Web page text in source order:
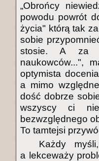
„Obrońcy
powodu powrót
życia" którą tak
sobie
stosie. A za
naukowców...",
optymista
a mimo
dość dobrze
wszyscy ci
bezwzględnego
To tamtejsi
Każdy
a lekceważy